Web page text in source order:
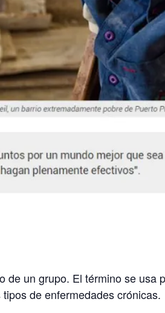
un grupo. El término se
de enfermedades crónicas.